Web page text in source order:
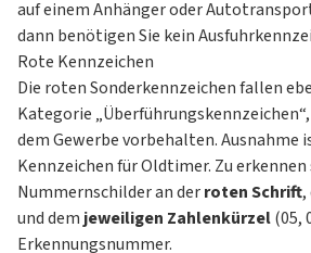
auf einem Anhänger oder
dann benötigen Sie kein
Rote Kennzeichen
Die roten Sonderkennzeichen fallen
Kategorie
dem Gewerbe vorbehalten. Ausnahme
Kennzeichen für Oldtimer. Zu
Nummernschilder an derroten Schrift,
und dem jeweiligen Zahlenkürzel(05,
Erkennungsnummer.